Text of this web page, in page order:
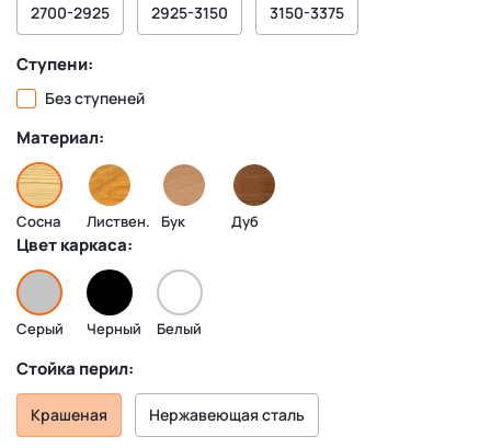
2700-2925 2925-3150 3150-3375
Ступени:
Без ступеней
Материал:
Сосна Листвен. Бук Дуб
Цвет каркаса:
Серый Черный Белый
Стойка перил:
Крашеная Нержавеющая сталь